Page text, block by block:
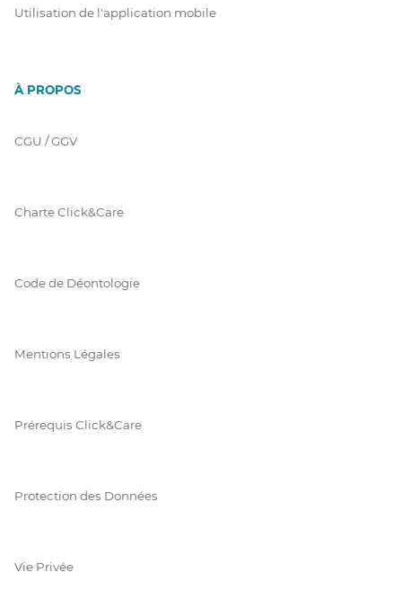
Utilisation de l'application mobile
À PROPOS
CGU / GGV
Charte Click&Care
Code de Déontologie
Mentions Légales
Prérequis Click&Care
Protection des Données
Vie Privée